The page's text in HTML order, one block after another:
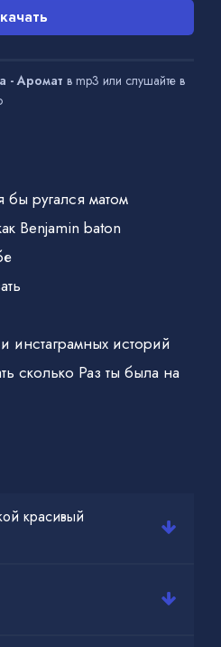
- Аромат в mp3 или слушайте в
ругался матом
Benjamin baton
историй
сколько Раз ты была на
красивый